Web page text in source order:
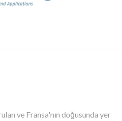
ve Fransa'nın doğusunda yer